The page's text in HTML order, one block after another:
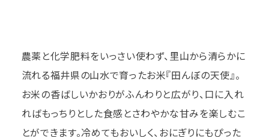
農薬と化学肥料をいっさい使わず、里山から清らかに
流れる福井県の山水で育ったお米『田んぼの天使』。
お米の香ばしいかおりがふんわりと広がり、口に入れ
ればもっちりとした食感とさわやかな甘みを楽しむこ
とができます。冷めてもおいしく、おにぎりにもぴった